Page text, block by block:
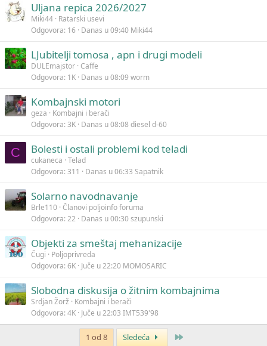
Uljana repica 2026/2027
Miki44 Ratarski usevi
Odgovora 16 Danas u 09:40 Miki44
LJubitelji tomosa , apn i drugi modeli
DULEmajstor Caffe
Odgovora 1K Danas u 08:09 worm
Kombajnski motori
geza
Kombajni i berači
Odgovora 3K Danas u 08:08 diesel d-60
C Bolesti i ostali problemi kod teladi
cukaneca Telad
Odgovora 311 Danas u 06:33 Sapatnik
Solarno navodnavanje
Brle110 Članovi poljoinfo foruma
Odgovora 22 Danas u 00:30szupunski
Objekti za smeštaj mehanizacije
Čugi
Poljoprivreda
Odgovora 6K Juče u 22:20 MOMOSARIC
Slobodna diskusija o žitnim kombajnima
Srdjan Žorž
Kombajni i berači
Odgovora 4K Juče u 22:03 IMT539'98
1 od 8 Sledeća